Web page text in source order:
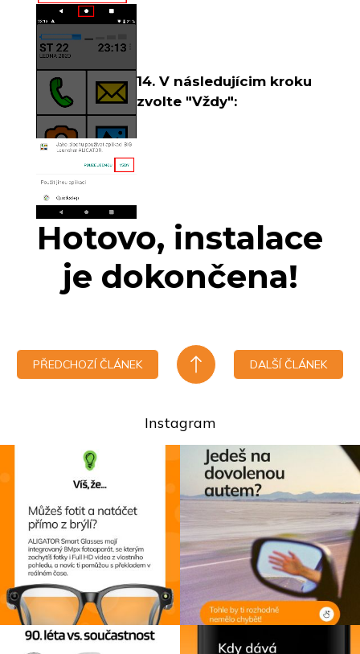
14. V následujícim kroku
zvolte "Vždy":
Hotovo, instalace
je dokončena!
PŘEDCHOZÍ ČLÁNEK DALŠÍ ČLÁNEK
Instagram